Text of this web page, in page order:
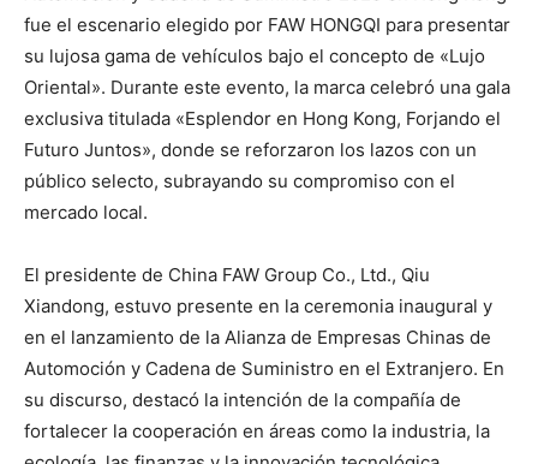
fue el escenario elegido por FAW HONGQI para presentar
su lujosa gama de vehículos bajo el concepto de «Lujo
Oriental». Durante este evento, la marca celebró una gala
exclusiva titulada «Esplendor en Hong Kong, Forjando el
Futuro Juntos», donde se reforzaron los lazos con un
público selecto, subrayando su compromiso con el
mercado local.
El presidente de China FAW Group Co., Ltd., Qiu
Xiandong, estuvo presente en la ceremonia inaugural y
en el lanzamiento de la Alianza de Empresas Chinas de
Automoción y Cadena de Suministro en el Extranjero. En
su discurso, destacó la intención de la compañía de
fortalecer la cooperación en áreas como la industria, la